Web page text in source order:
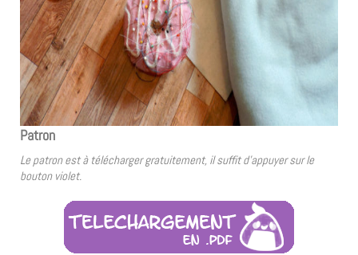
Patron
Le patron est à télécharger gratuitement, il suffit d’appuyer sur le
bouton violet.